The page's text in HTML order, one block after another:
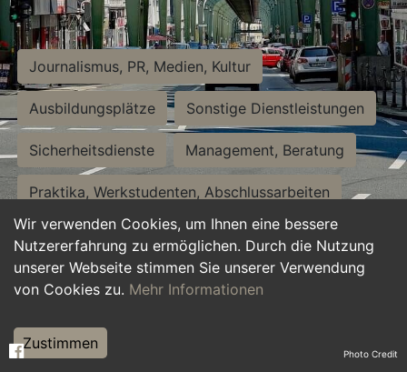
Wir verwenden Cookies, um Ihnen eine bessere
Nutzererfahrung zu ermöglichen. Durch die Nutzung
unserer Webseite stimmen Sie unserer Verwendung
von Cookies zu. Mehr Informationen
Zustimmen
Journalismus, PR, Medien, Kultur
Ausbildungsplätze Sonstige Dienstleistungen
Sicherheitsdienste Management, Beratung
Praktika, Werkstudenten, Abschlussarbeiten
Personalwesen Assistenz, Sekretariat
Hilfskräfte, Aushilfs- und Nebenjobs
Weiterbildung, Studium, duale Ausbildung Photo Credit